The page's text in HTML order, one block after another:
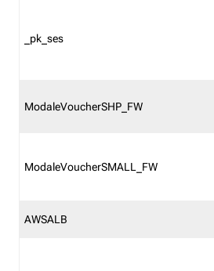
_pk_ses
ModaleVoucherSHP_FW
ModaleVoucherSMALL_FW
AWSALB